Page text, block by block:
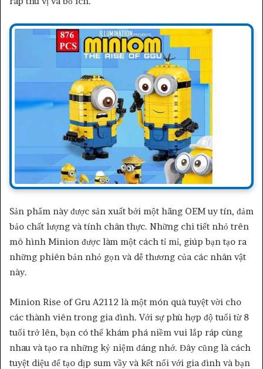
Sản phẩm này được sản xuất bởi một hãng OEM uy tín, đảm
bảo chất lượng và tính chân thực. Những chi tiết nhỏ trên
mô hình Minion được làm một cách tỉ mỉ, giúp bạn tạo ra
những phiên bản nhỏ gọn và dễ thương của các nhân vật
này.
Minion Rise of Gru A2112 là một món quà tuyệt vời cho
các thành viên trong gia đình. Với sự phù hợp độ tuổi từ 8
tuổi trở lên, bạn có thể khám phá niềm vui lắp ráp cùng
nhau và tạo ra những kỷ niệm đáng nhớ. Đây cũng là cách
tuyệt diệu để tạo dịp sum vầy và kết nối với gia đình và bạn